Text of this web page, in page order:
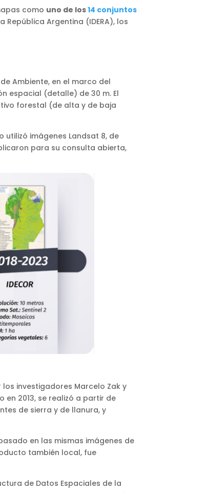
como uno de los14 conjuntos
Argentina (IDERA), los
Ambiente, en el marco del
espacial (detalle) de 30 m. El
forestal (de alta y de baja
utilizó imágenes Landsat 8, de
para su consulta abierta,
investigadores Marcelo Zak y
en 2013, se realizó a partir de
de sierra y de llanura, y
en las mismas imágenes de
también local, fue
de Datos Espaciales de la